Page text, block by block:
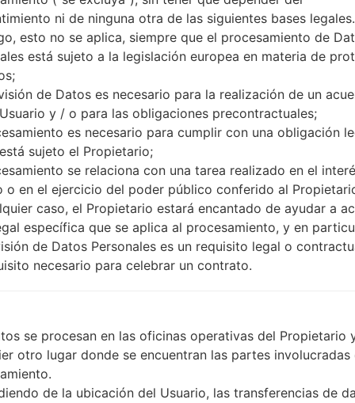
GPRS, EDGE, UMTS,
CDMA2000 1xEv-DO Rel. 0,
Pantalla
5.2 pulgadas (~75.9%
True HD-IPS + LCD
1080 x 1920 píxeles (~424
16M colores
Batería y Teclado
No extraíble Li-Po 3000 mAh
-
Interfaces
3.5mm jack
versión 4.0, A2DP, LE, aptX
Sí
A-GPS, GLONASS
Wi-Fi 802.11 a/b/g/n/ac,
ni de ninguna otra de las siguientes bases
esto no se aplica, siempre que el procesamiento de
está sujeto a la legislación europea en materia de
de Datos es necesario para la realización de un
y / o para las obligaciones precontractuales;
es necesario para cumplir con una obligación
sujeto el Propietario;
se relaciona con una tarea realizado en el
o en el ejercicio del poder público conferido al
caso, el Propietario estará encantado de ayudar a
específica que se aplica al procesamiento, y en
de Datos Personales es un requisito legal o
necesario para celebrar un contrato.
se procesan en las oficinas operativas del Propietario
otro lugar donde se encuentran las partes involucradas
de la ubicación del Usuario, las transferencias de